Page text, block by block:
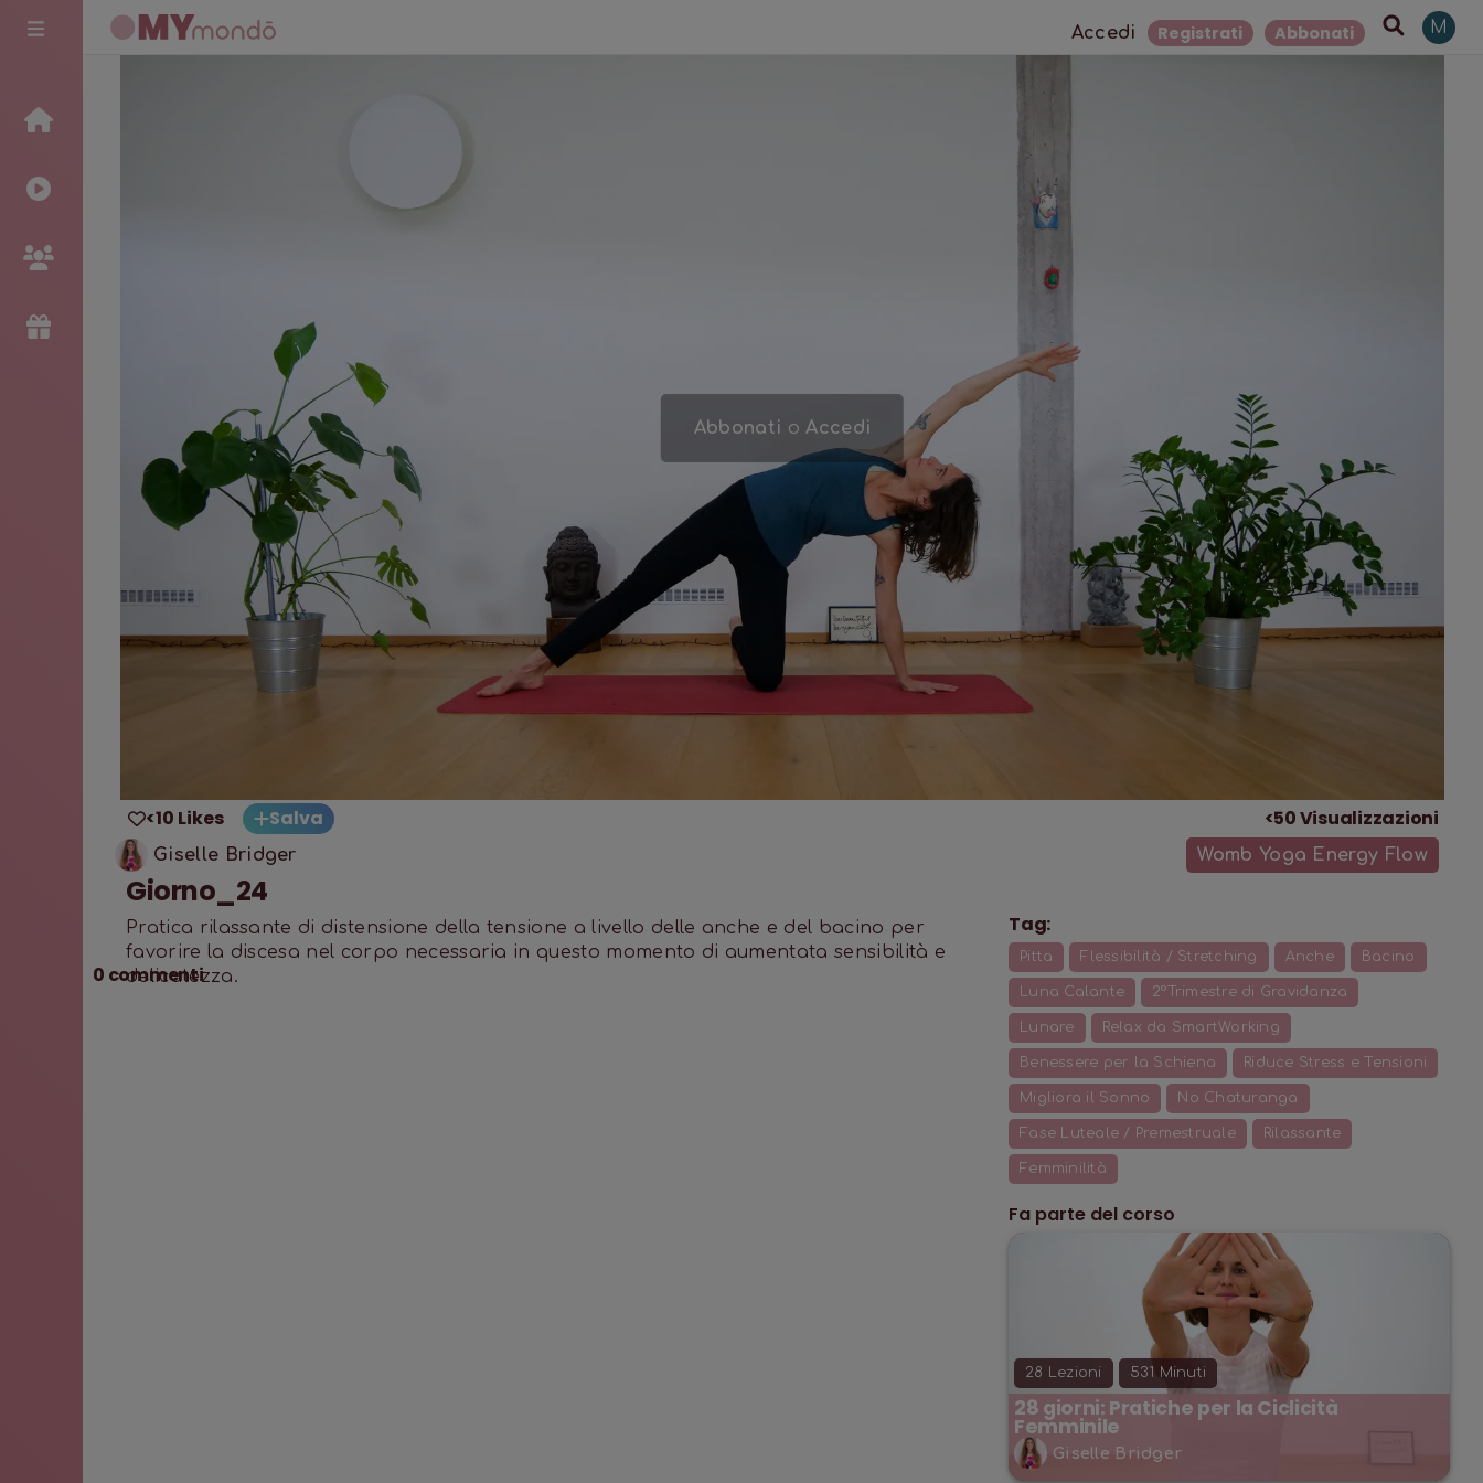
Accedi Registrati Abbonati M
Abbonati oAccedi
<10 Likes Salva <50Visualizzazioni
Giselle Bridger Womb Yoga Energy Flow
Giorno_24
Pratica rilassante di distensione della tensione a livello delle anche e del bacino per
favorire la discesa nel corpo necessaria in questo momento di aumentata sensibilità e
delicatezza.
0 commenti
Tag:
Pitta Flessibilità / Stretching Anche Bacino
Luna Calante 2°Trimestre di Gravidanza
Lunare Relax da SmartWorking
Benessere per la Schiena Riduce Stress e Tensioni
Migliora il Sonno No Chaturanga
Fase Luteale / Premestruale Rilassante
Femminilità
Fa parte del corso
28 Lezioni 531 Minuti
28 giorni: Pratiche per la Ciclicità
Femminile
Giselle Bridger